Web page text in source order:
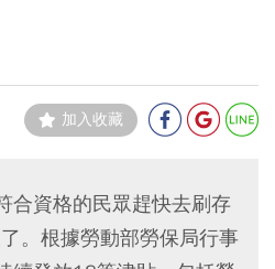
加入收藏
合資格的民眾趕快去刷存
。根據勞動部勞保局行事